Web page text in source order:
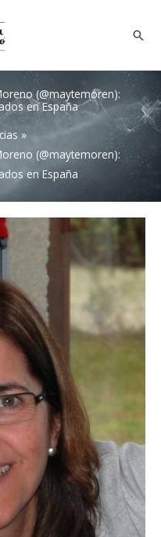
(@maytemoren):
en España
(@maytemoren):
en España